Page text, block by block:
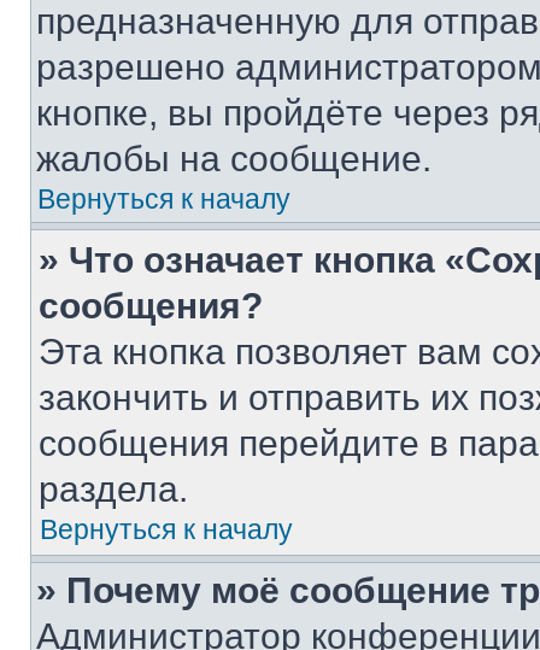
предназначенную для
разрешено
кнопке, вы пройдёте через
жалобы на сообщение.
Вернуться к началу
» Что означает кнопка
сообщения?
Эта кнопка позволяет вам
закончить и отправить их
сообщения перейдите в
раздела.
Вернуться к началу
» Почему моё сообщение
Администратор